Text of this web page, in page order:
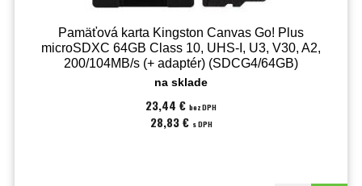
Pamäťová karta Kingston Canvas Go! Plus
microSDXC 64GB Class 10, UHS-I, U3, V30, A2,
200/104MB/s (+ adaptér) (SDCG4/64GB)
na sklade
23,44 € bez DPH
28,83 € s DPH